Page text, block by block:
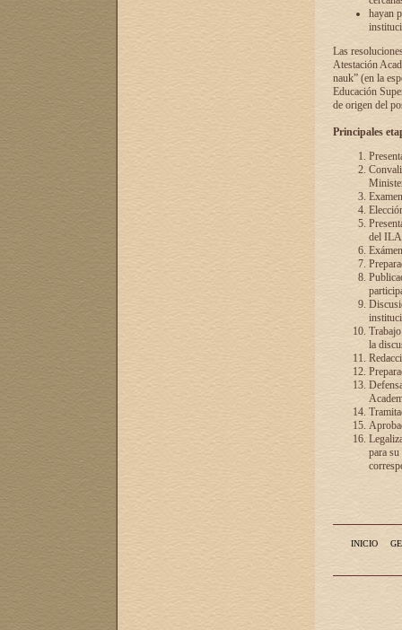
hayan
Las
Atestación
nauk” (en la
Educación
de origen del
Principales
del
la
para
INICIO